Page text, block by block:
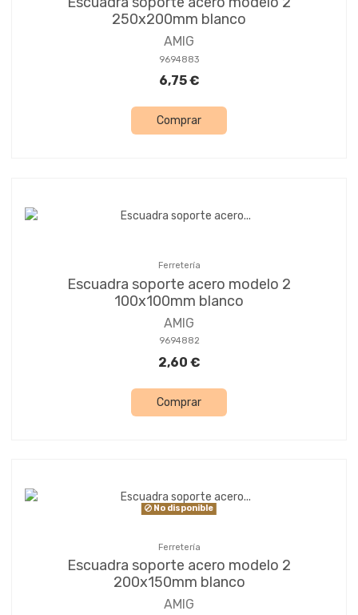
250x200mm blanco
AMIG
9694883
6,75 €
Comprar
Ferretería
Escuadra soporte acero modelo 2
100x100mm blanco
AMIG
9694882
2,60 €
Comprar
No disponible
Ferretería
Escuadra soporte acero modelo 2
200x150mm blanco
AMIG